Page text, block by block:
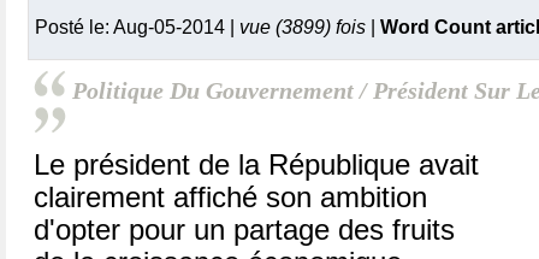
Posté le: Aug-05-2014 | vue (3899) fois Word Count
Politique Du Gouvernement / Président Sur
Le président de la République avait
clairement affiché son ambition
d'opter pour un partage des fruits